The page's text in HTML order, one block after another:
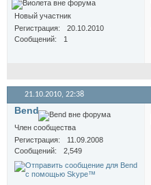
Новый участник
Регистрация
20.10.2010
Сообщений
1
21.10.2010, 22:38
Bend
Член сообщества
Регистрация
11.09.2008
Сообщений
2,549